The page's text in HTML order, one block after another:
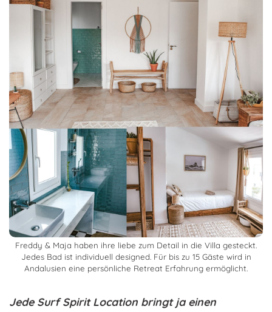
Freddy & Maja haben ihre liebe zum Detail in die Villa gesteckt.
Jedes Bad ist individuell designed. Für bis zu 15 Gäste wird in
Andalusien eine persönliche Retreat Erfahrung ermöglicht.
Jede Surf Spirit Location bringt ja einen